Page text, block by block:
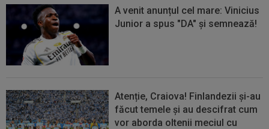
A venit anunțul cel mare: Vinicius
Junior a spus "DA" și semnează!
Atenție, Craiova! Finlandezii și-au
făcut temele și au descifrat cum
vor aborda oltenii meciul cu